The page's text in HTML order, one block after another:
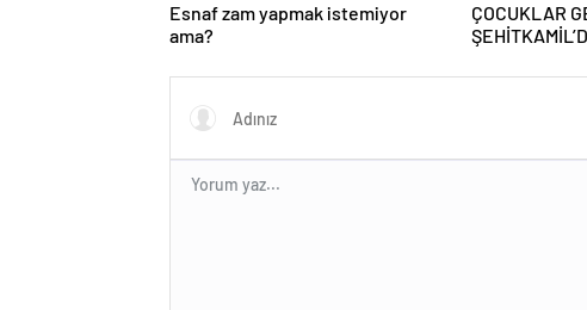
Esnaf zam yapmak istemiyor
ama?
ÇOCUKLAR